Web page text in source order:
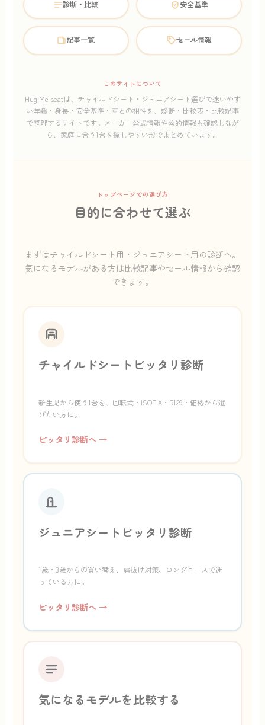
診断・比較 安全基準
記事一覧 セール情報
このサイトについて
Hug Me seatは、チャイルドシート・ジュニアシート選びで迷いやす
い年齢・身長・安全基準・車との相性を、診断・比較表・比較記事
で整理するサイトです。メーカー公式情報や公的情報も確認しなが
ら、家庭に合う1台を探しやすい形でまとめています。
トップページでの選び方
目的に合わせて選ぶ
まずはチャイルドシート用・ジュニアシート用の診断へ。
気になるモデルがある方は比較記事やセール情報から確認
できます。
チャイルドシートピッタリ診断
新生児から使う1台を、回転式・ISOFIX・R129・価格から選
びたい方に。
ピッタリ診断へ →
ジュニアシートピッタリ診断
1歳・3歳からの買い替え、肩抜け対策、ロングユースで迷
っている方に。
ピッタリ診断へ →
気になるモデルを比較する